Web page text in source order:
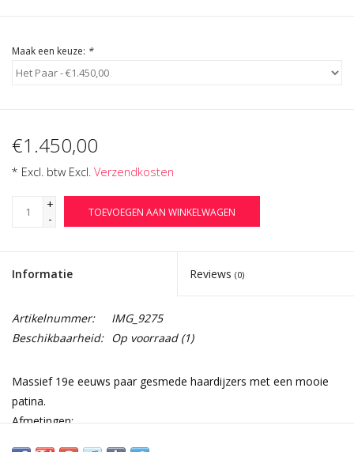
Maak een keuze: *
€1.450,00
* Excl. btw Excl. Verzendkosten
+
-
TOEVOEGEN AAN WINKELWAGEN
Informatie Reviews (0)
Artikelnummer:
IMG_9275
Beschikbaarheid: Op voorraad(1)
Massief 19e eeuws paar gesmede haardijzers met een mooie
patina.
Afmetingen: